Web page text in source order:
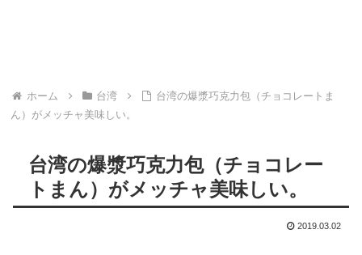
ホーム 台湾
台湾の爆漿巧克力包（チョコレートま
ん）がメッチャ美味しい。
台湾の爆漿巧克力包（チョコレー
トまん）がメッチャ美味しい。
2019.03.02